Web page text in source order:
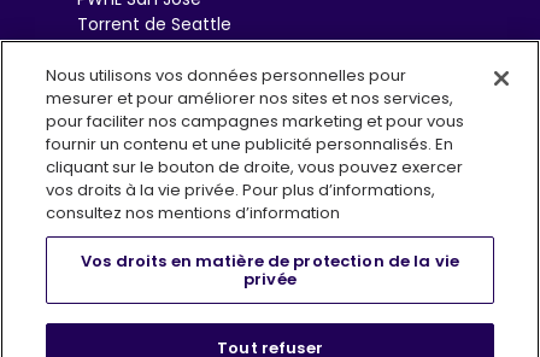
Torrent de Seattle
Sceptres de Toronto
Goldeneyes de
Vancouver
Conditions d’utilisation
Politique de confidentialité
Infolettre (EN)
Nous utilisons vos données personnelles pour
mesurer et pour améliorer nos sites et nos services,
pour faciliter nos campagnes marketing et pour vous
fournir un contenu et une publicité personnalisés. En
cliquant sur le bouton de droite, vous pouvez exercer
vos droits à la vie privée. Pour plus d’informations,
consultez nos mentions d’information
Vos droits en matière de protection de la vie
privée
Tout refuser